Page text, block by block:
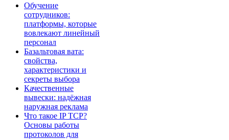
Обучение
сотрудников:
платформы, которые
вовлекают линейный
персонал
Базальтовая вата:
свойства,
характеристики и
секреты выбора
Качественные
вывески: надёжная
наружная реклама
Что такое IP TCP?
Основы работы
протоколов для